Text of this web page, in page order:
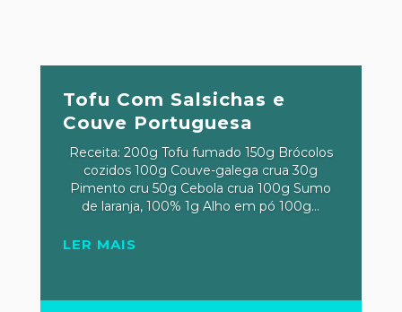
Tofu Com Salsichas e
Couve Portuguesa
Receita: 200g Tofu fumado 150g Brócolos
cozidos 100g Couve-galega crua 30g
Pimento cru 50g Cebola crua 100g Sumo
de laranja, 100% 1g Alho em pó 100g...
LER MAIS